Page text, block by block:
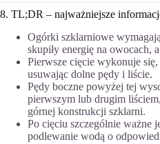
8. TL;DR – najważniejsze
Ogórki szklarniowe
skupiły energię na owocach,
Pierwsze cięcie wykonuje
usuwając dolne pędy i liście.
Pędy boczne powyżej tej
pierwszym lub drugim
górnej konstrukcji szklarni.
Po cięciu szczególnie ważne
podlewanie wodą o